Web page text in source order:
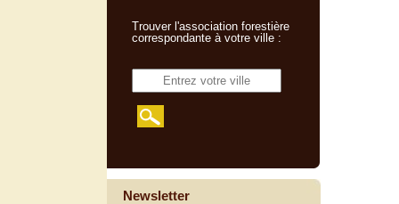
Trouver l'association forestière
correspondante à votre ville :
Newsletter